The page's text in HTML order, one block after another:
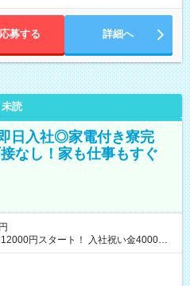
応募する 詳細へ
未読
日入社◎家電付き寮完
なし！家も仕事もすぐ
円スタート！ 入社祝い金4000円
し